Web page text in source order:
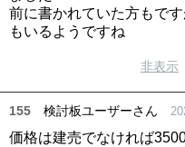
前に書かれていた方もで
もいるようですね
非表示
155 検討板ユーザーさん
価格は建売でなければ